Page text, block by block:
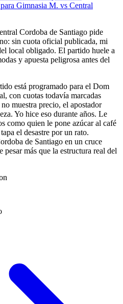
Gimnasia M. vs Central
Cordoba de Santiago pide
sin cuota oficial publicada, mi
local obligado. El partido huele a
y apuesta peligrosa antes del
está programado para el Dom
con cuotas todavía marcadas
muestra precio, el apostador
Yo hice eso durante años. Le
como quien le pone azúcar al café
el desastre por un rato.
de Santiago en un cruce
más que la estructura real del